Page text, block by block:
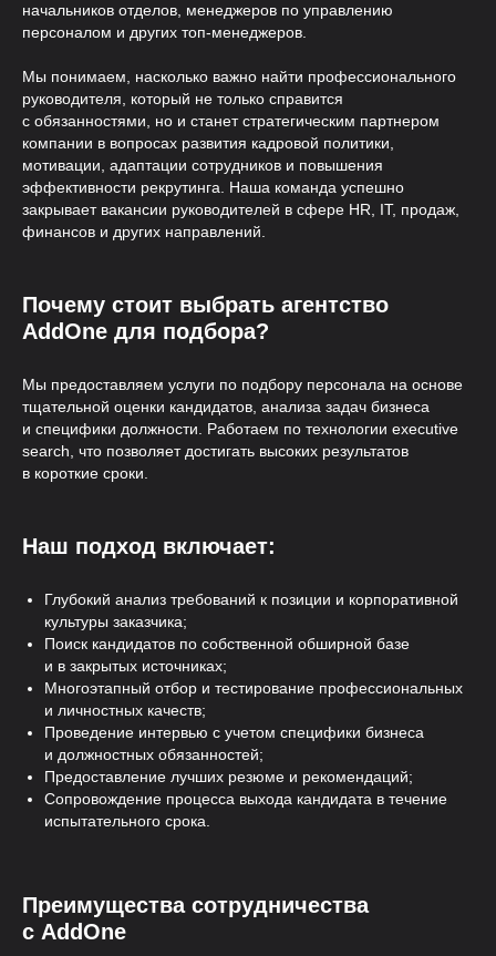
начальников отделов, менеджеров по управлению
персоналом и других топ-менеджеров.
Мы понимаем, насколько важно найти профессионального
руководителя, который не только справится
с обязанностями, но и станет стратегическим партнером
компании в вопросах развития кадровой политики,
мотивации, адаптации сотрудников и повышения
эффективности рекрутинга. Наша команда успешно
закрывает вакансии руководителей в сфере HR, IT, продаж,
финансов и других направлений.
Почему стоит выбрать агентство
AddOne для подбора?
Мы предоставляем услуги по подбору персонала на основе
тщательной оценки кандидатов, анализа задач бизнеса
и специфики должности. Работаем по технологии executive
search, что позволяет достигать высоких результатов
в короткие сроки.
Наш подход включает:
Глубокий анализ требований к позиции и корпоративной
культуры заказчика;
Поиск кандидатов по собственной обширной базе
и в закрытых источниках;
Многоэтапный отбор и тестирование профессиональных
и личностных качеств;
Проведение интервью с учетом специфики бизнеса
и должностных обязанностей;
Предоставление лучших резюме и рекомендаций;
Сопровождение процесса выхода кандидата в течение
испытательного срока.
Преимущества сотрудничества
с AddOne